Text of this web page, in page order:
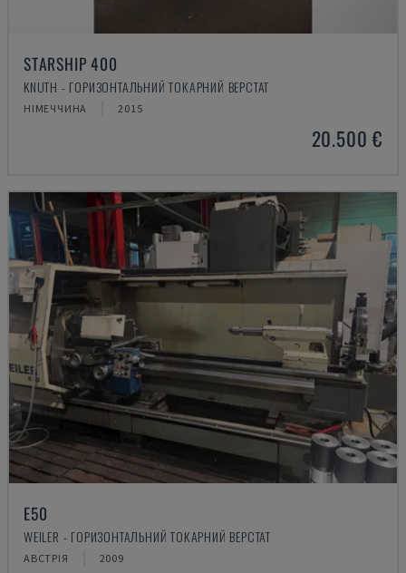
STARSHIP 400
KNUTH - ГОРИЗОНТАЛЬНИЙ ТОКАРНИЙ ВЕРСТАТ
НІМЕЧЧИНА 2015
20.500 €
E50
WEILER - ГОРИЗОНТАЛЬНИЙ ТОКАРНИЙ ВЕРСТАТ
АВСТРІЯ 2009